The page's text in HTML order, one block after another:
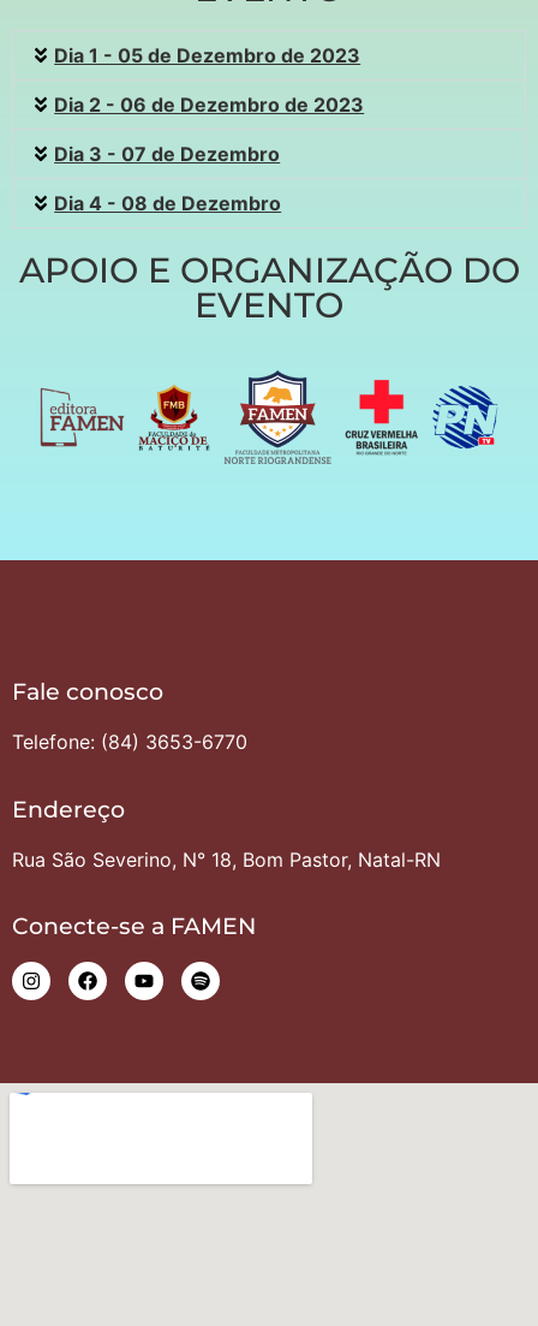
Dia 1 - 05 de Dezembro de 2023
Dia 2 - 06 de Dezembro de 2023
Dia 3 - 07 de Dezembro
Dia 4 - 08 de Dezembro
APOIO E ORGANIZAÇÃO DO
EVENTO
Fale conosco
Telefone: (84) 3653-6770
Endereço
Rua São Severino, N° 18, Bom Pastor, Natal-RN
Conecte-se a FAMEN